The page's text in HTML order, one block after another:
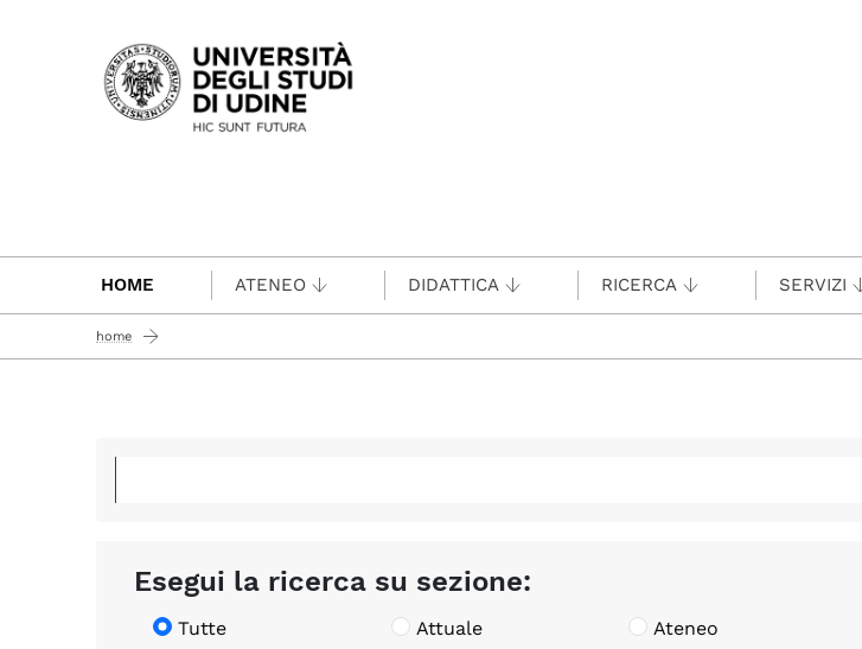
Passa al contenuto principale
HOME ATENEO DIDATTICA RICERCA SERVIZI
home
Esegui la ricerca su sezione:
Tutte Attuale Ateneo